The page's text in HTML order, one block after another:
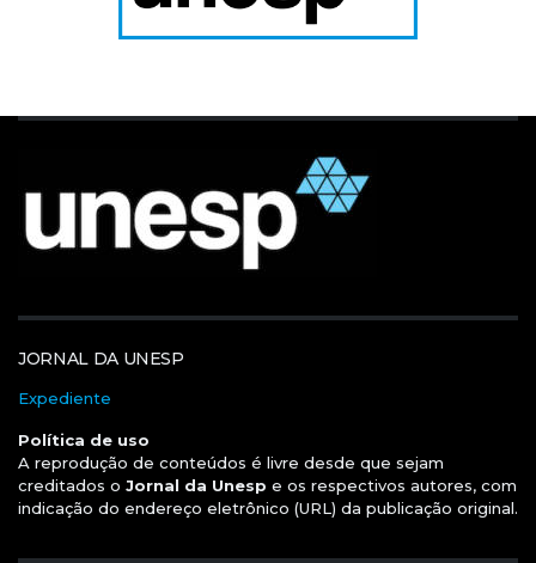
JORNAL DA UNESP
Expediente
Política de uso
A reprodução de conteúdos é livre desde que sejam
creditados o Jornal da Unesp e os respectivos autores, com
indicação do endereço eletrônico (URL) da publicação original.